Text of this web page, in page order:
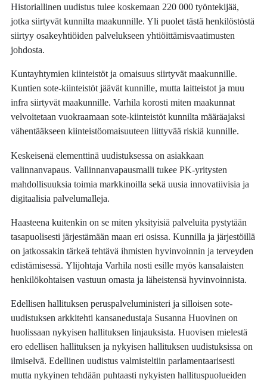
Historiallinen uudistus tulee koskemaan 220 000 työntekijää,
jotka siirtyvät kunnilta maakunnille. Yli puolet tästä henkilöstöstä
siirtyy osakeyhtiöiden palvelukseen yhtiöittämisvaatimusten
johdosta.
Kuntayhtymien kiinteistöt ja omaisuus siirtyvät maakunnille.
Kuntien sote-kiinteistöt jäävät kunnille, mutta laitteistot ja muu
infra siirtyvät maakunnille. Varhila korosti miten maakunnat
velvoitetaan vuokraamaan sote-kiinteistöt kunnilta määräajaksi
vähentääkseen kiinteistöomaisuuteen liittyvää riskiä kunnille.
Keskeisenä elementtinä uudistuksessa on asiakkaan
valinnanvapaus. Vallinnanvapausmalli tukee PK-yritysten
mahdollisuuksia toimia markkinoilla sekä uusia innovatiivisia ja
digitaalisia palvelumalleja.
Haasteena kuitenkin on se miten yksityisiä palveluita pystytään
tasapuolisesti järjestämään maan eri osissa. Kunnilla ja järjestöillä
on jatkossakin tärkeä tehtävä ihmisten hyvinvoinnin ja terveyden
edistämisessä. Ylijohtaja Varhila nosti esille myös kansalaisten
henkilökohtaisen vastuun omasta ja läheistensä hyvinvoinnista.
Edellisen hallituksen peruspalveluministeri ja silloisen sote-
uudistuksen arkkitehti kansanedustaja Susanna Huovinen on
huolissaan nykyisen hallituksen linjauksista. Huovisen mielestä
ero edellisen hallituksen ja nykyisen hallituksen uudistuksissa on
ilmiselvä. Edellinen uudistus valmisteltiin parlamentaarisesti
mutta nykyinen tehdään puhtaasti nykyisten hallituspuolueiden